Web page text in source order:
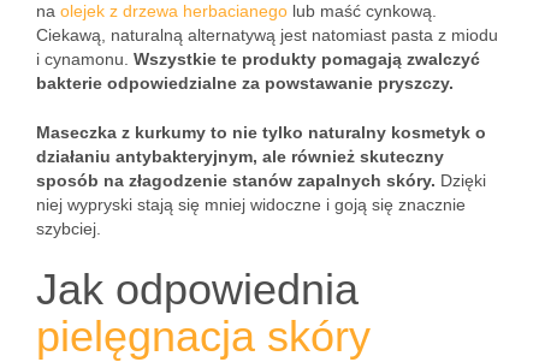
na olejek z drzewa herbacianego lub maść cynkową.
Ciekawą, naturalną alternatywą jest natomiast pasta z miodu
i cynamonu. Wszystkie te produkty pomagają zwalczyć
bakterie odpowiedzialne za powstawanie pryszczy.
Maseczka z kurkumy to nie tylko naturalny kosmetyk o
działaniu antybakteryjnym, ale również skuteczny
sposób na złagodzenie stanów zapalnych skóry. Dzięki
niej wypryski stają się mniej widoczne i goją się znacznie
szybciej.
Jak odpowiednia
pielęgnacja skóry